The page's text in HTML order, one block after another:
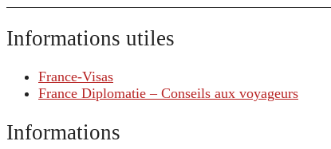
Informations utiles
France-Visas
France Diplomatie – Conseils aux voyageurs
Informations